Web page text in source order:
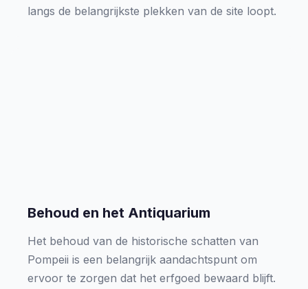
langs de belangrijkste plekken van de site loopt.
Behoud en het Antiquarium
Het behoud van de historische schatten van
Pompeii is een belangrijk aandachtspunt om
ervoor te zorgen dat het erfgoed bewaard blijft.